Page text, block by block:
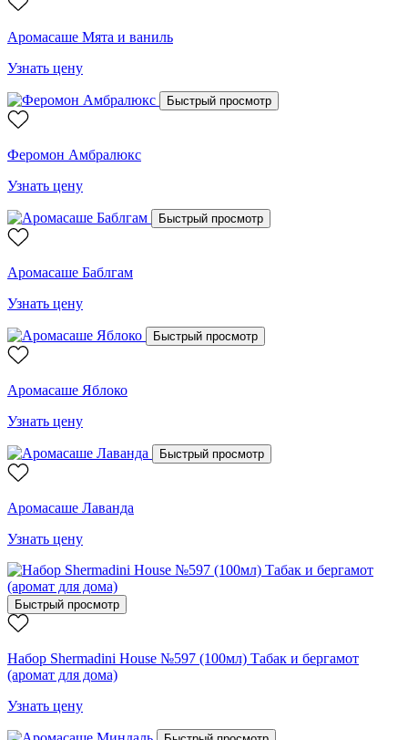
Аромасаше Мята и ваниль
Узнать цену
Быстрый просмотр
Феромон Амбралюкс
Узнать цену
Быстрый просмотр
Аромасаше Баблгам
Узнать цену
Быстрый просмотр
Аромасаше Яблоко
Узнать цену
Быстрый просмотр
Аромасаше Лаванда
Узнать цену
Быстрый просмотр
Набор Shermadini House №597 (100мл) Табак и бергамот
(аромат для дома)
Узнать цену